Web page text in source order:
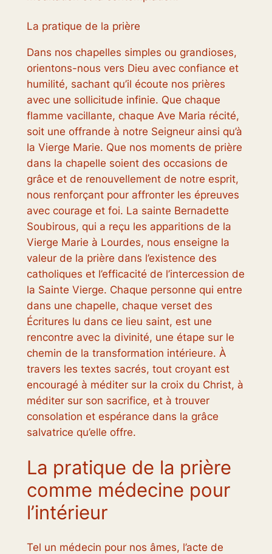
La pratique de la prière
Dans nos chapelles simples ou grandioses,
orientons-nous vers Dieu avec confiance et
humilité, sachant qu’il écoute nos prières
avec une sollicitude infinie. Que chaque
flamme vacillante, chaque Ave Maria récité,
soit une offrande à notre Seigneur ainsi qu’à
la Vierge Marie. Que nos moments de prière
dans la chapelle soient des occasions de
grâce et de renouvellement de notre esprit,
nous renforçant pour affronter les épreuves
avec courage et foi. La sainte Bernadette
Soubirous, qui a reçu les apparitions de la
Vierge Marie à Lourdes, nous enseigne la
valeur de la prière dans l’existence des
catholiques et l’efficacité de l’intercession de
la Sainte Vierge. Chaque personne qui entre
dans une chapelle, chaque verset des
Écritures lu dans ce lieu saint, est une
rencontre avec la divinité, une étape sur le
chemin de la transformation intérieure. À
travers les textes sacrés, tout croyant est
encouragé à méditer sur la croix du Christ, à
méditer sur son sacrifice, et à trouver
consolation et espérance dans la grâce
salvatrice qu’elle offre.
La pratique de la prière
comme médecine pour
l’intérieur
Tel un médecin pour nos âmes, l’acte de